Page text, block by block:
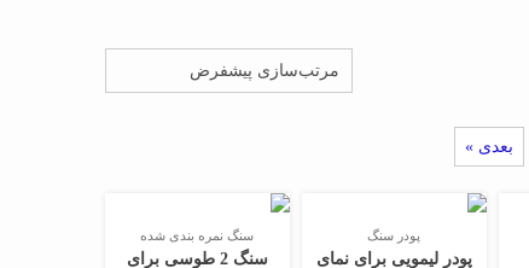
بعدی »
پودر سنگ
پودر لیمویی برای نمای
سنگ نمره بندی شده
سنگ 2 طوسی برای